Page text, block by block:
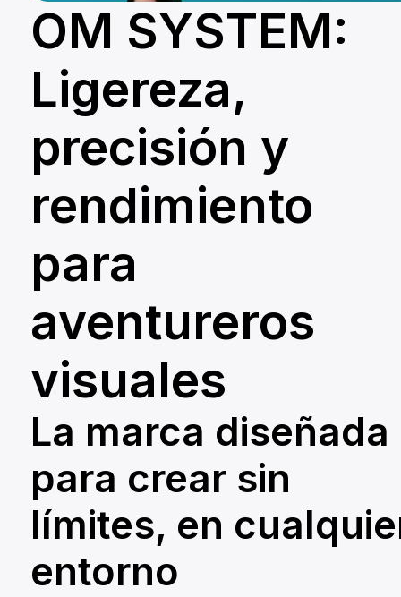
Te ayudamos a
tu equipo de fotografía
ideal
experto.
Contáctanos
OM SYSTEM:
Ligereza,
precisión y
rendimiento
para
aventureros
visuales
La marca diseñada
para crear sin
límites, en
entorno